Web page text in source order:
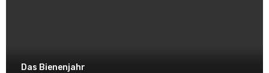
Das Bienenjahr